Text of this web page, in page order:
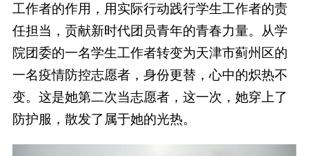
工作者的作用，用实际行动践行学生工作者的责
任担当，贡献新时代团员青年的青春力量。从学
院团委的一名学生工作者转变为天津市蓟州区的
一名疫情防控志愿者，身份更替，心中的炽热不
变。这是她第二次当志愿者，这一次，她穿上了
防护服，散发了属于她的光热。